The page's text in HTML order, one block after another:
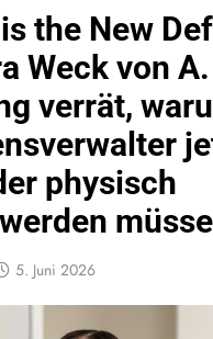
the New
Weck von
verrät,
physisch
5. Juni 2026